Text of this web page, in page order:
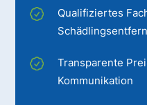
Qualifiziertes
Transparente
Kommunikation